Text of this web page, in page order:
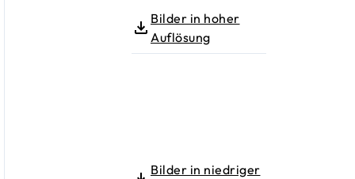
Bilder in hoher
Auflösung
Bilder in niedriger